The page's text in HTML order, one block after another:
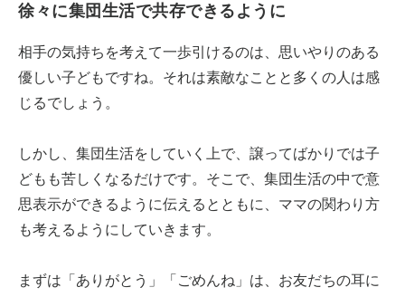
徐々に集団生活で共存できるように
相手の気持ちを考えて一歩引けるのは、思いやりのある
優しい子どもですね。それは素敵なことと多くの人は感
じるでしょう。
しかし、集団生活をしていく上で、譲ってばかりでは子
どもも苦しくなるだけです。そこで、集団生活の中で意
思表示ができるように伝えるとともに、ママの関わり方
も考えるようにしていきます。
まずは「ありがとう」「ごめんね」は、お友だちの耳に